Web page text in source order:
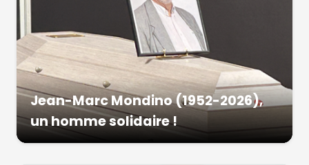
Jean-Marc Mondino (1952-2026),
un homme solidaire !